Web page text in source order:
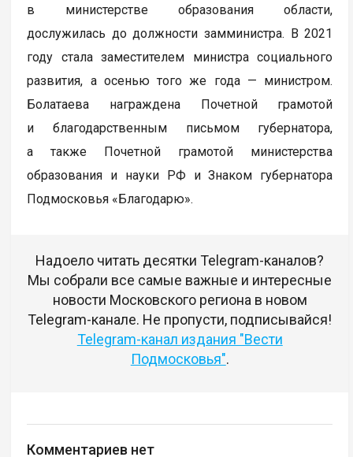
в министерстве образования области,
дослужилась до должности замминистра. В 2021
году стала заместителем министра социального
развития, а осенью того же года — министром.
Болатаева награждена Почетной грамотой
и благодарственным письмом губернатора,
а также Почетной грамотой министерства
образования и науки РФ и Знаком губернатора
Подмосковья «Благодарю».
Надоело читать десятки Telegram-каналов?
Мы собрали все самые важные и интересные
новости Московского региона в новом
Telegram-канале. Не пропусти, подписывайся!
Telegram-канал издания "Вести
Подмосковья".
Комментариев нет